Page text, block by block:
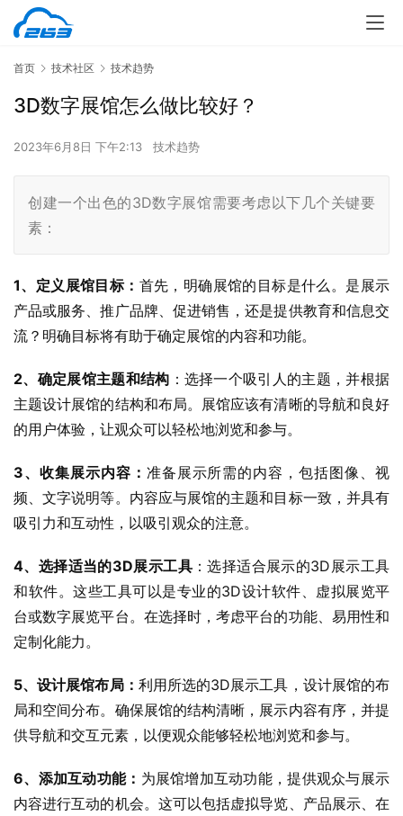
首页 技术社区 技术趋势
3D数字展馆怎么做比较好？
2023年6月8日 下午2:13 技术趋势
创建一个出色的3D数字展馆需要考虑以下几个关键要
素：
1、定义展馆目标： 首先，明确展馆的目标是什么。是展示
产品或服务、推广品牌、促进销售，还是提供教育和信息交
流？明确目标将有助于确定展馆的内容和功能。
2、确定展馆主题和结构 ：选择一个吸引人的主题，并根据
主题设计展馆的结构和布局。展馆应该有清晰的导航和良好
的用户体验，让观众可以轻松地浏览和参与。
3、收集展示内容： 准备展示所需的内容，包括图像、视
频、文字说明等。内容应与展馆的主题和目标一致，并具有
吸引力和互动性，以吸引观众的注意。
4、选择适当的3D展示工具 ：选择适合展示的3D展示工具
和软件。这些工具可以是专业的3D设计软件、虚拟展览平
台或数字展览平台。在选择时，考虑平台的功能、易用性和
定制化能力。
5、设计展馆布局： 利用所选的3D展示工具，设计展馆的布
局和空间分布。确保展馆的结构清晰，展示内容有序，并提
供导航和交互元素，以便观众能够轻松地浏览和参与。
6、添加互动功能： 为展馆增加互动功能，提供观众与展示
内容进行互动的机会。这可以包括虚拟导览、产品展示、在